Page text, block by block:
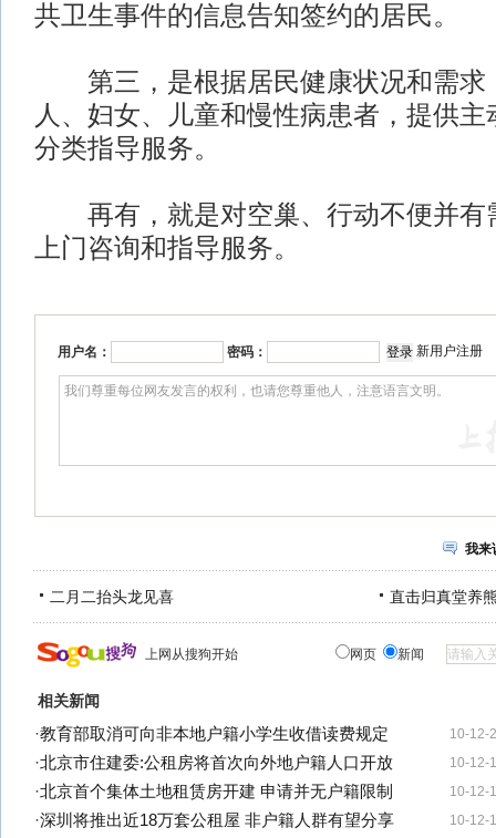
共卫生事件的信息告知签约的居民。
第三，是根据居民健康状况和需求
人、妇女、儿童和慢性病患者，提供
分类指导服务。
再有，就是对空巢、行动不便并有
上门咨询和指导服务。
用户名： 密码： 新用户注册
我来
二月二抬头龙见喜 直击归真堂养
上网从搜狗开始 网页 新闻
相关新闻
10-12-
·教育部取消可向非本地户籍小学生收借读费规定
10-12-
·北京市住建委:公租房将首次向外地户籍人口开放
10-12-
·北京首个集体土地租赁房开建 申请并无户籍限制
10-12-
·深圳将推出近18万套公租屋 非户籍人群有望分享